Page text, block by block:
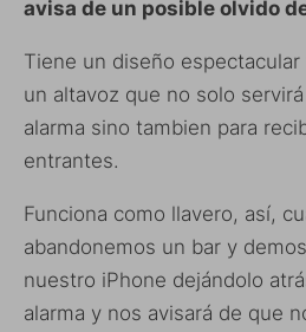
avisa de un posible olvido
Tiene un diseño
un altavoz que no solo
alarma sino tambien para
entrantes.
Funciona como llavero, así,
abandonemos un bar y
nuestro iPhone dejándolo
alarma y nos avisará de que